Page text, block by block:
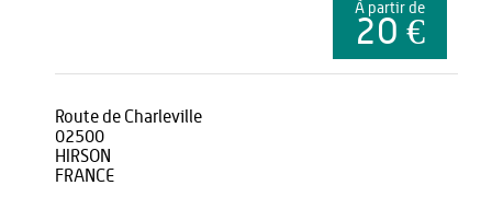
À partir de
20 €
Route de Charleville
02500
HIRSON
FRANCE